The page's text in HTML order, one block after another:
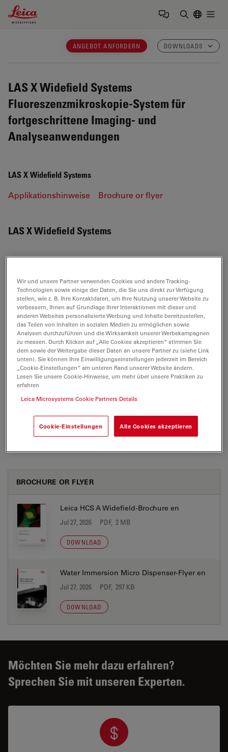
Leica Microsystems Logo
ANGEBOT ANFORDERN DOWNLOADS
LAS X Widefield Systems
Fluoreszenzmikroskopie-System für
fortgeschrittene Imaging- und
Analyseanwendungen
LAS X Widefield Systems
Applikationshinweise Brochure or flyer
LAS X Widefield Systems
AppNote Visualizing Retinal Interactions to
Study Eye Diseases
Jul 27, 2026 PDF, 2 MB
DOWNLOAD
Widefield Application Letter Fura 01 Sep07
Jul 27, 2026 PDF, 717 KB
BROCHURE OR FLYER
Leica HCS A Widefield-Brochure en
Jul 27, 2026 PDF, 2 MB
DOWNLOAD
Water Immersion Micro Dispenser-Flyer en
Jul 27, 2026 PDF, 297 KB
DOWNLOAD
Möchten Sie mehr dazu erfahren?
Sprechen Sie mit unseren Experten.
Wir und unsere Partner verwenden Cookies und andere Tracking-
Technologien sowie einige der Daten, die Sie uns direkt zur Verfügung
stellen, wie z. B. Ihre Kontaktdaten, um Ihre Nutzung unserer Website zu
verbessern, Ihnen auf Grundlage Ihrer Interaktionen mit dieser und
anderen Websites personalisierte Werbung und Inhalte bereitzustellen,
das Teilen von Inhalten in sozialen Medien zu ermöglichen sowie
Analysen durchzuführen und die Wirksamkeit unserer Werbekampagnen
zu messen. Durch Klicken auf „Alle Cookies akzeptieren“ stimmen Sie
dem sowie der Weitergabe dieser Daten an unsere Partner zu (siehe Link
unten). Sie können Ihre Einwilligungseinstellungen jederzeit im Bereich
„Cookie-Einstellungen“ am unteren Rand unserer Website ändern.
Lesen Sie unsere Cookie-Hinweise, um mehr über unsere Praktiken zu
erfahren
Leica Microsystems Cookie Partners Details
Cookie-Einstellungen Alle Cookies akzeptieren